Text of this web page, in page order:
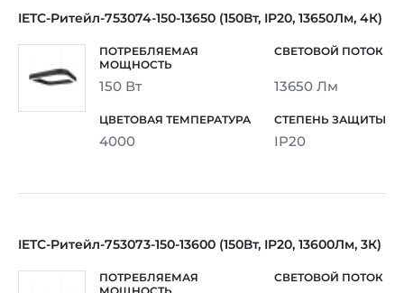
IETC-Ритейл-753074-150-13650 (150Вт, IP20, 13650Лм, 4К)
150 Вт 13650 Лм
4000 IP20
IETC-Ритейл-753073-150-13600 (150Вт, IP20, 13600Лм, 3К)